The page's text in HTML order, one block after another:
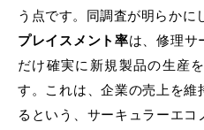
う点です。同調査が明らかに
プレイスメント率は、修理サ
だけ確実に新規製品の生産
す。これは、企業の売上を
るという、サーキュラーエ